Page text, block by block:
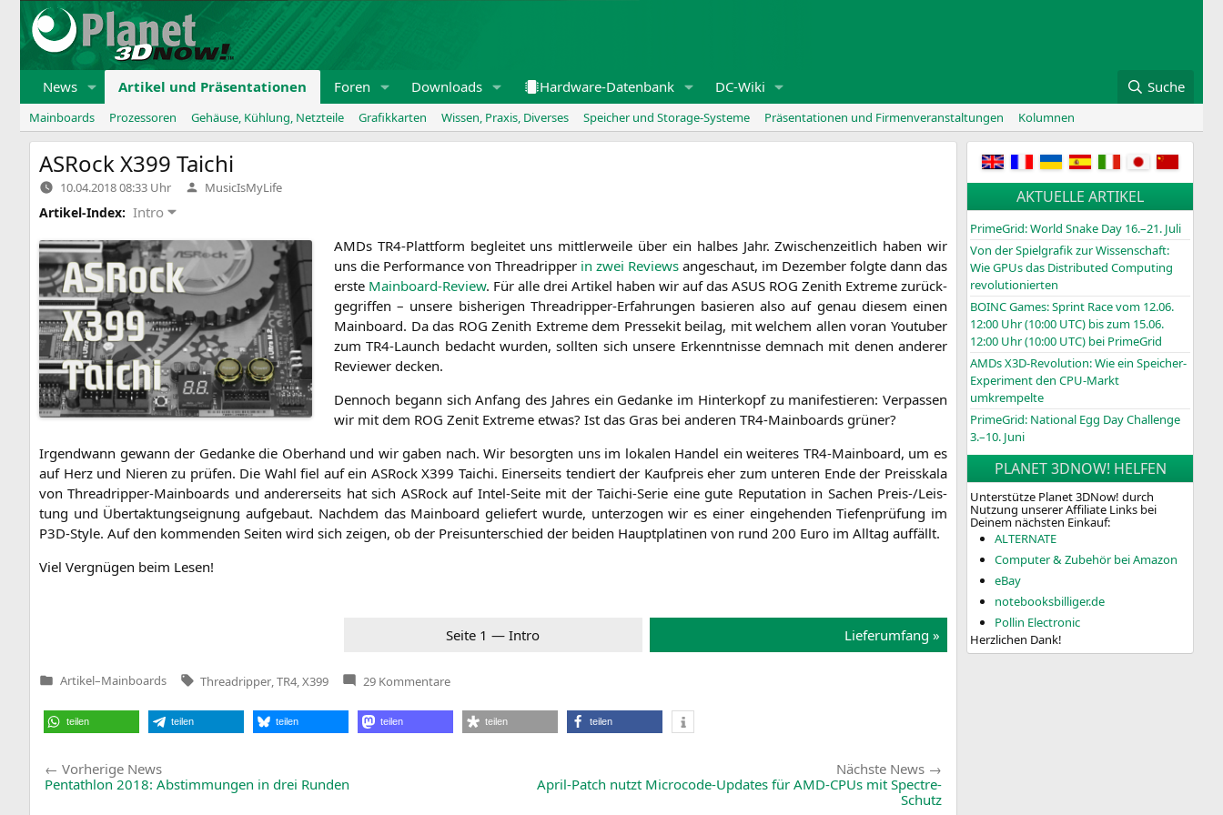
Zum
Inhalt
springen
News Artikel und Präsentationen Foren Downloads Hardware-Datenbank DC-Wiki Suche
Mainboards Prozessoren Gehäuse, Kühlung, Netzteile Grafikkarten Wissen, Praxis, Diverses Speicher und Storage-Systeme Präsentationen und Firmenveranstaltungen Kolumnen
ASRockX399 Taichi
10.04.2018 08:33 Uhr Verfasst
von
MusicIsMyLife
Artikel-Index: Intro
AMDs TR4-Platt­form beglei­tet uns mitt­ler­wei­le über ein hal­bes Jahr. Zwi­schen­zeit­lich haben wir
uns die Perfor­mance von Thre­ad­rip­per in zwei Reviews ange­schaut, im Dezem­ber folg­te dann das
ers­te Main­board-Review. Für alle drei Arti­kel haben wir auf das ASUS ROG Zenith Extre­me zurück­
ge­grif­fen – unse­re bis­he­ri­gen Thre­ad­rip­per-Erfah­run­gen basie­ren also auf genau die­sem einen
Main­board. Da das ROG Zenith Extre­me dem Pres­se­kit bei­lag, mit wel­chem allen vor­an You­tuber
zum TR4-Launch bedacht wur­den, soll­ten sich unse­re Erkennt­nis­se dem­nach mit denen ande­rer
Review­er decken.
Den­noch begann sich Anfang des Jah­res ein Gedan­ke im Hin­ter­kopf zu mani­fes­tie­ren: Ver­pas­sen
wir mit dem ROG Zenit Extre­me etwas? Ist das Gras bei ande­ren TR4-Main­boards grüner?
Irgend­wann gewann der Gedan­ke die Ober­hand und wir gaben nach. Wir besorg­ten uns im loka­len Han­del ein wei­te­res TR4-Main­board, um es
auf Herz und Nie­ren zu prü­fen. Die Wahl fiel auf ein ASRockX399 Tai­chi. Einer­seits ten­diert der Kauf­preis eher zum unte­ren Ende der Preis­ska­la
von Thre­ad­rip­per-Main­boards und ande­rer­seits hat sich ASRock auf Intel-Sei­te mit der Tai­chi-Serie eine gute Repu­ta­ti­on in Sachen Preis-/Leis­
tung und Über­tak­tungs­eig­nung auf­ge­baut. Nach­dem das Main­board gelie­fert wur­de, unter­zo­gen wir es einer ein­ge­hen­den Tie­fen­prü­fung im
P3D-Style. Auf den kom­men­den Sei­ten wird sich zei­gen, ob der Preis­un­ter­schied der bei­den Haupt­pla­ti­nen von rund 200 Euro im All­tag auffällt.
Viel Ver­gnü­gen beim Lesen!
Sei­te 1 — Intro Lie­fer­um­fang »
Veröffentlicht
Artikel–Mainboards Tags:
Threadripper TR4 X399 29 Kommentarezu
ASRock
Taichi
teilen teilen teilen teilen teilen teilen
Beitragsnavigation
Vorherige NewsVorherige
News:
Pentathlon 2018: Abstimmungen in drei Runden
Nächste News
News:
April-Patch nutzt Microcode-Updates für AMD-CPUs mit Spectre-
Schutz
AKTUELLE ARTIKEL
PrimeGrid: World Snake Day 16.–21. Juli
Von der Spielgrafik zur Wissenschaft:
Wie GPUs das Distributed Computing
revolutionierten
BOINCGames: Sprint Race vom 12.06.
12:00 Uhr (10:00 UTC) bis zum 15.06.
12:00 Uhr (10:00 UTC) bei PrimeGrid
AMDs X3D-Revolution: Wie ein Speicher-
Experiment den CPU-Markt
umkrempelte
PrimeGrid: National Egg Day Challenge
3.–10. Juni
PLANET 3DNOW! HELFEN
Unterstütze Planet 3DNow! durch
Nutzung unserer Affiliate Links bei
Deinem nächsten Einkauf:
ALTERNATE
Computer & Zubehör bei Amazon
eBay
notebooksbilliger.de
Pollin Electronic
Herzlichen Dank!